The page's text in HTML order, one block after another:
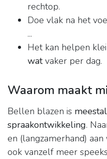
rechtop.
Doe vlak na het
...
Het kan helpen
watvaker per dag.
Waarom maakt
Bellen blazen is
spraakontwikkeling.
en (langzamerhand)
ook vanzelf meer